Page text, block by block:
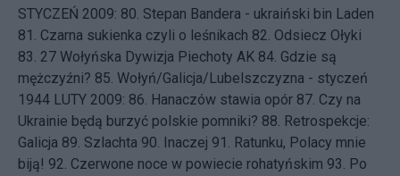
STYCZEŃ 2009: 80. Stepan Bandera - ukraiński bin Laden
81. Czarna sukienka czyli o leśnikach 82. Odsiecz Ołyki
83. 27 Wołyńska Dywizja Piechoty AK 84. Gdzie są
mężczyźni? 85. Wołyń/Galicja/Lubelszczyzna - styczeń
1944 LUTY 2009: 86. Hanaczów stawia opór 87. Czy na
Ukrainie będą burzyć polskie pomniki? 88. Retrospekcje:
Galicja 89. Szlachta 90. Inaczej 91. Ratunku, Polacy mnie
biją! 92. Czerwone noce w powiecie rohatyńskim 93. Po